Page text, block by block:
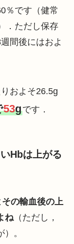
％です（健常
．ただし保存
間後にはおよ
およそ26.5g
53gです．
Hbは上がる
その輸血後の上
ね（ただし，
。